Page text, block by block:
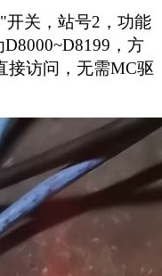
开关，站号2，功能
，方
接访问，无需MC驱